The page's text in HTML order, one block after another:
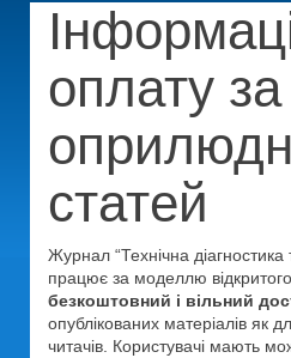
оплату за
статей
Журнал “Технічна
працює за моделлю
безкоштовний і вільний
опублікованих матеріалів як
читачів. Користувачі мають